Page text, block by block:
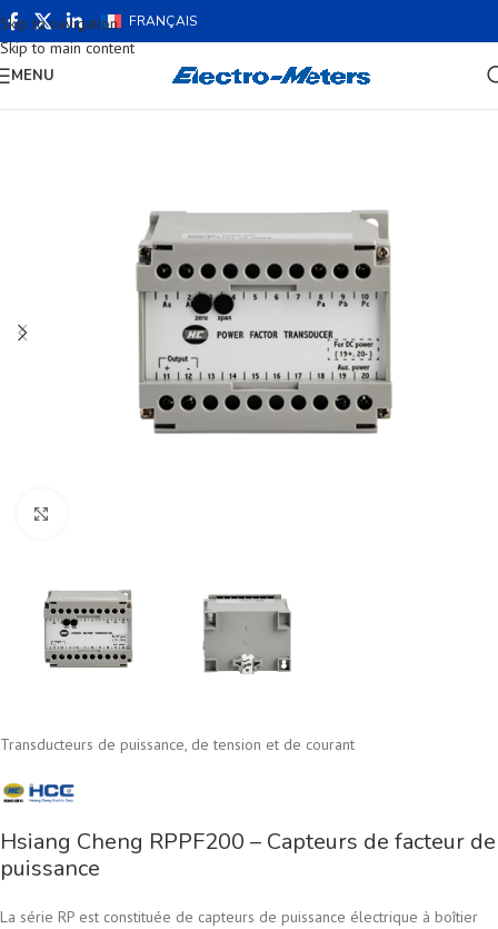
Skip to navigation
Skip to main content
FRANÇAIS
MENU
Transducteurs de puissance, de tension et de courant
Hsiang Cheng RPPF200 – Capteurs de facteur de
puissance
La série RP est constituée de capteurs de puissance électrique à boîtier